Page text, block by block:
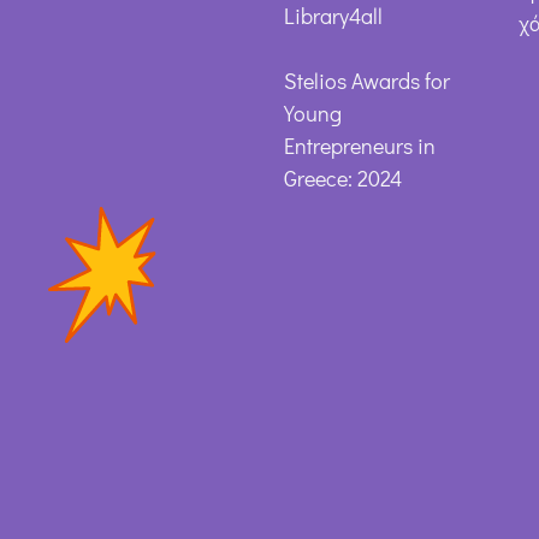
Library4all
Stelios Awards for
Young
Entrepreneurs in
Greece: 2024